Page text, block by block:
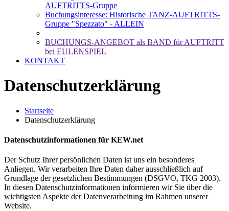
AUFTRITTS-Gruppe
Buchungsinteresse: Historische TANZ-AUFTRITTS-
Gruppe "Spezzato" - ALLEIN
BUCHUNGS-ANGEBOT als BAND für AUFTRITT
bei EULENSPIEL
KONTAKT
Datenschutzerklärung
Startseite
Datenschutzerklärung
Datenschutzinformationen für KEW.net
Der Schutz Ihrer persönlichen Daten ist uns ein besonderes
Anliegen. Wir verarbeiten Ihre Daten daher ausschließlich auf
Grundlage der gesetzlichen Bestimmungen (DSGVO, TKG 2003).
In diesen Datenschutzinformationen informieren wir Sie über die
wichtigsten Aspekte der Datenverarbeitung im Rahmen unserer
Website.